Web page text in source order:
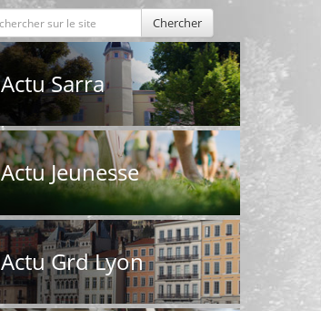
Chercher
Actu Sarra
Actu Jeunesse
Actu Grd Lyon